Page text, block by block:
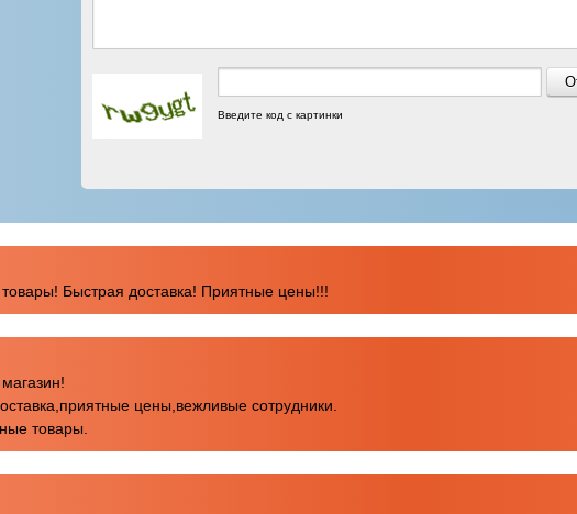
Введите код с картинки
Быстрая доставка! Приятные цены!!!
цены,вежливые сотрудники.
товары.